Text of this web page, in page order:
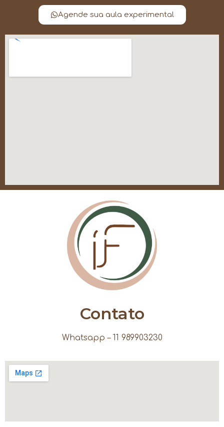
Agende sua aula experimental
Contato
Whatsapp – 11 989903230